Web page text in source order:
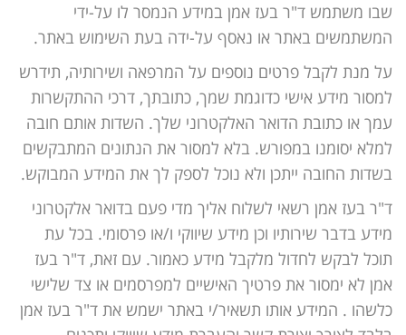
שבו משתמש ד"ר בעז אמן במידע הנמסר לו על-ידי
המשתמשים באתר או נאסף על-ידה בעת השימוש באתר.
על מנת לקבל פרטים נוספים על המרפאה ושירותיה, תידרש
למסור מידע אישי כדוגמת שמך, כתובתך, דרכי ההתקשרות
עמך או כתובת הדואר האלקטרוני שלך. השדות אותם חובה
למלא יסומנו במפורש. בלא למסור את הנתונים המתבקשים
בשדות החובה ייתכן ולא נוכל לספק לך את המידע המבוקש.
ד"ר בעז אמן רשאי לשלוח אליך מדי פעם בדואר אלקטרוני
מידע בדבר שירותיו וכן מידע שיווקי ו/או פרסומי. בכל עת
תוכל לבקש לחדול מלקבל מידע כאמור. עם זאת, ד"ר בעז
אמן לא ימסור את פרטיך האישיים למפרסמים או צד שלישי
כלשהו . המידע אותו תשאיר/י באתר ישמש את ד"ר בעז אמן